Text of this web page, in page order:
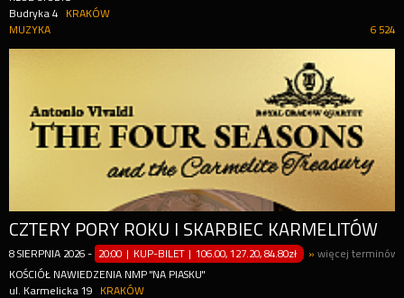
Budryka 4
KRAKÓW
6 524
MUZYKA
CZTERY PORY ROKU I SKARBIEC KARMELITÓW
8 SIERPNIA 2026 - 20:00 | KUP-BILET |106.00, 127.20, 84.80zł »więcej terminów
KOŚCIÓŁ NAWIEDZENIA NMP "NA PIASKU"
ul. Karmelicka 19
KRAKÓW